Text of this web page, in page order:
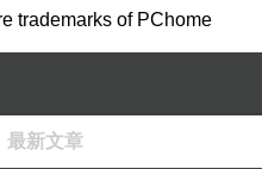
前地了. 意山 ！喜W月
豐葉有 的目們即望記
者季感仲經增！常街
trademarks of PChome
最新文章